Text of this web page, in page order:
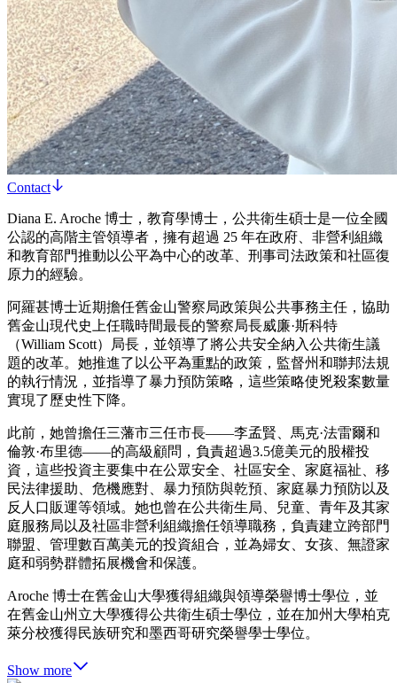
Contact
Diana E. Aroche 博士，教育學博士，公共衛生碩士是一位全國
公認的高階主管領導者，擁有超過 25 年在政府、非營利組織
和教育部門推動以公平為中心的改革、刑事司法政策和社區復
原力的經驗。
阿羅甚博士近期擔任舊金山警察局政策與公共事務主任，協助
舊金山現代史上任職時間最長的警察局長威廉·斯科特
（William Scott）局長，並領導了將公共安全納入公共衛生議
題的改革。她推進了以公平為重點的政策，監督州和聯邦法規
的執行情況，並指導了暴力預防策略，這些策略使兇殺案數量
實現了歷史性下降。
此前，她曾擔任三藩市三任市長——李孟賢、馬克·法雷爾和
倫敦·布里德——的高級顧問，負責超過3.5億美元的股權投
資，這些投資主要集中在公眾安全、社區安全、家庭福祉、移
民法律援助、危機應對、暴力預防與乾預、家庭暴力預防以及
反人口販運等領域。她也曾在公共衛生局、兒童、青年及其家
庭服務局以及社區非營利組織擔任領導職務，負責建立跨部門
聯盟、管理數百萬美元的投資組合，並為婦女、女孩、無證家
庭和弱勢群體拓展機會和保護。
Aroche 博士在舊金山大學獲得組織與領導榮譽博士學位，並
在舊金山州立大學獲得公共衛生碩士學位，並在加州大學柏克
萊分校獲得民族研究和墨西哥研究榮譽學士學位。
Show more